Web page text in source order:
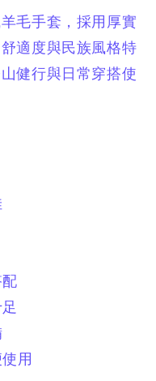
毛手套， 採用厚實
適度與民族風格特
健行與日常穿搭使
用